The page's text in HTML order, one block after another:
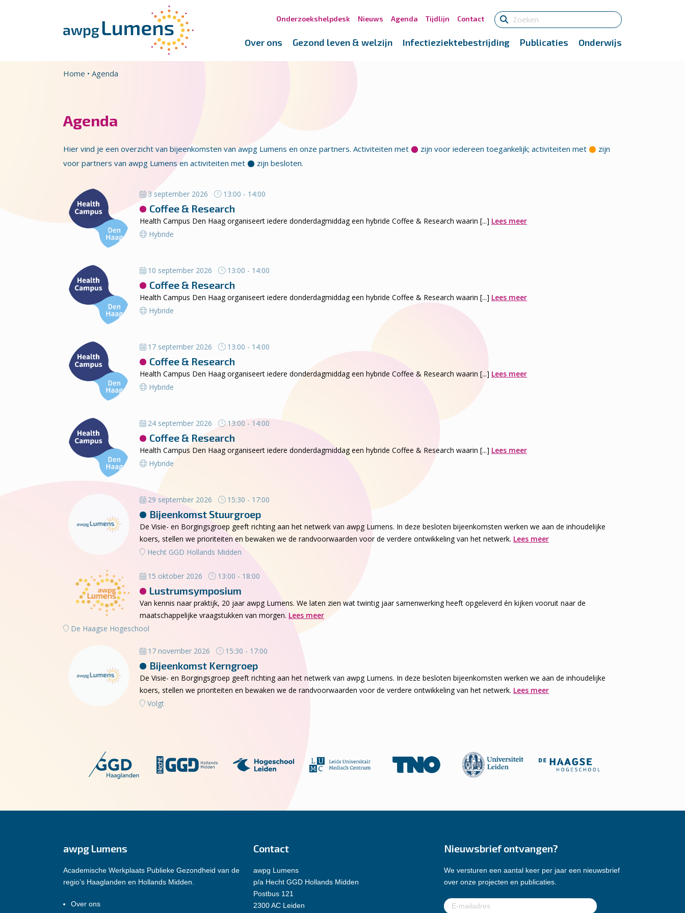
Onderzoekshelpdesk Nieuws Agenda Tijdlijn Contact
Over ons Gezond leven & welzijn Infectieziektebestrijding Publicaties Onderwijs
Home • Agenda
Agenda
Hier vind je een overzicht van bijeenkomsten van awpg Lumens en onze partners. Activiteiten met zijn voor iedereen toegankelijk; activiteiten met
zijn
voor partners van awpg Lumens en activiteiten met
zijn besloten.
3 september 2026 13:00 - 14:00
Coffee & Research
Health Campus Den Haag organiseert iedere donderdagmiddag een hybride Coffee & Research waarin [...] Lees meer
Hybride
10 september 2026 13:00 - 14:00
Coffee & Research
Health Campus Den Haag organiseert iedere donderdagmiddag een hybride Coffee & Research waarin [...] Lees meer
Hybride
17 september 2026 13:00 - 14:00
Coffee & Research
Health Campus Den Haag organiseert iedere donderdagmiddag een hybride Coffee & Research waarin [...] Lees meer
Hybride
24 september 2026 13:00 - 14:00
Coffee & Research
Health Campus Den Haag organiseert iedere donderdagmiddag een hybride Coffee & Research waarin [...] Lees meer
Hybride
29 september 2026 15:30 - 17:00
Bijeenkomst Stuurgroep
De Visie- en Borgingsgroep geeft richting aan het netwerk van awpg Lumens. In deze besloten bijeenkomsten werken we aan de inhoudelijke
koers, stellen we prioriteiten en bewaken we de randvoorwaarden voor de verdere ontwikkeling van het netwerk. Lees meer
Hecht GGD Hollands Midden
15 oktober 2026 13:00 - 18:00
Lustrumsymposium
Van kennis naar praktijk, 20 jaar awpg Lumens. We laten zien wat twintig jaar samenwerking heeft opgeleverd én kijken vooruit naar de
maatschappelijke vraagstukken van morgen. Lees meer
De Haagse Hogeschool
17 november 2026 15:30 - 17:00
Bijeenkomst Kerngroep
De Visie- en Borgingsgroep geeft richting aan het netwerk van awpg Lumens. In deze besloten bijeenkomsten werken we aan de inhoudelijke
koers, stellen we prioriteiten en bewaken we de randvoorwaarden voor de verdere ontwikkeling van het netwerk. Lees meer
Volgt
awpg Lumens
Academische Werkplaats Publieke Gezondheid van de
regio’s Haaglanden en Hollands Midden.
Over ons
Contact
awpg Lumens
p/a Hecht GGD Hollands Midden
Postbus 121
2300 AC Leiden
Nieuwsbrief ontvangen?
We versturen een aantal keer per jaar een nieuwsbrief
over onze projecten en publicaties.
E-